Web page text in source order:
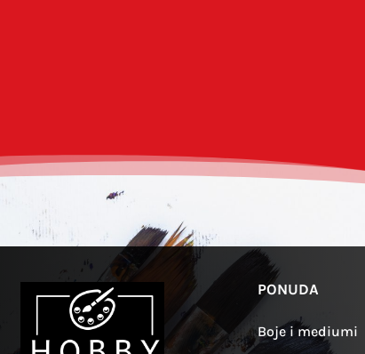
Spremi moje ime, e-poštu i
PONUDA
Boje i mediumi